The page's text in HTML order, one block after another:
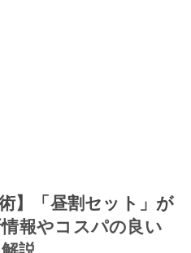
】「昼割セット」が
報やコスパの良い